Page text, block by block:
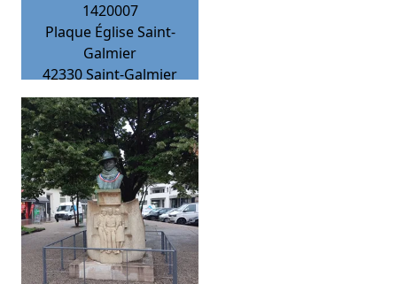
1420007
Plaque Église Saint-
Galmier
42330Saint-Galmier